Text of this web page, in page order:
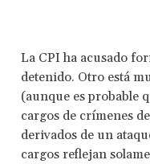
La CPI ha acusado
detenido. Otro está
(aunque es probable
cargos de crímenes
derivados de un
cargos reflejan